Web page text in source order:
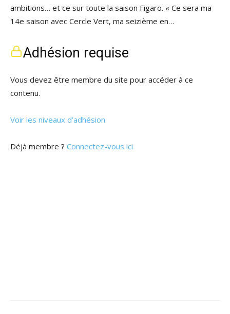
ambitions… et ce sur toute la saison Figaro. « Ce sera ma
14e saison avec Cercle Vert, ma seizième en…
Adhésion requise
Vous devez être membre du site pour accéder à ce
contenu.
Voir les niveaux d’adhésion
Déjà membre ? Connectez-vous ici